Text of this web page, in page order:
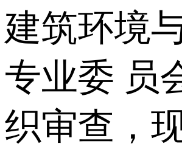
建筑环境
专业委 员
织审查，